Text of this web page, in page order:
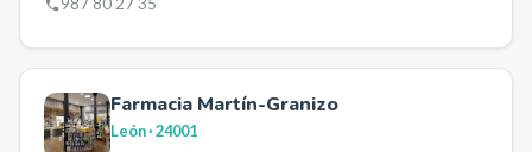
Farmacia Martín-Granizo
León· 24001